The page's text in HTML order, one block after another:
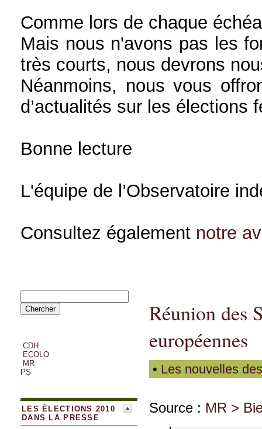
Comme lors de chaque
Mais nous n'avons pas les
très courts, nous devrons
Néanmoins, nous vous
d’actualités sur les élections
Bonne lecture
L'équipe de l’Observatoire
Consultez également notre
CDH
ECOLO
MR
PS
LES ÉLECTIONS 2010
DANS LA PRESSE
Réunion des
européennes
• Les nouvelles
Source : MR >